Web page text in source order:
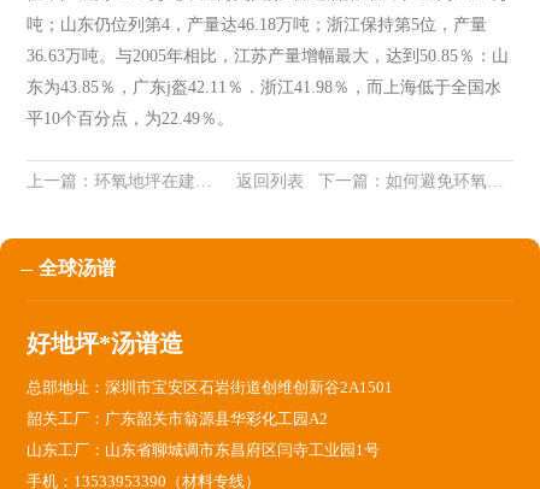
吨；山东仍位列第4，产量达46.18万吨；浙江保持第5位，产量
36.63万吨。与2005年相比，江苏产量增幅最大，达到50.85％：山
东为43.85％，广东j盔42.11％．浙江41.98％，而上海低于全国水
平10个百分点，为22.49％。
上一篇：环氧地坪在建筑中得到广泛应用 返回列表 下一篇：如何避免环氧树脂地坪施工麻点
全球汤谱
好地坪*汤谱造
总部地址：深圳市宝安区石岩街道创维创新谷2A1501
韶关工厂：广东韶关市翁源县华彩化工园A2
山东工厂：山东省聊城调市东昌府区闫寺工业园1号
手机：13533953390（材料专线）